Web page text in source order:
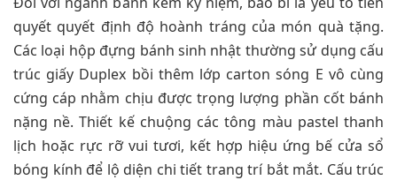
quyết quyết định độ hoành tráng của món quà tặng.
Các loại hộp đựng bánh sinh nhật thường sử dụng cấu
trúc giấy Duplex bồi thêm lớp carton sóng E vô cùng
cứng cáp nhằm chịu được trọng lượng phần cốt bánh
nặng nề. Thiết kế chuộng các tông màu pastel thanh
lịch hoặc rực rỡ vui tươi, kết hợp hiệu ứng bế cửa sổ
bóng kính để lộ diện chi tiết trang trí bắt mắt. Cấu trúc